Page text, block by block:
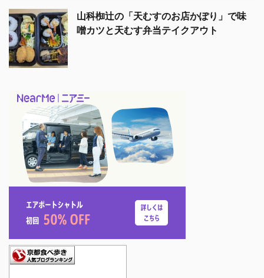
山科椥辻の「天むすのお店かぽり」で味
噌カツと天むす弁当テイクアウト